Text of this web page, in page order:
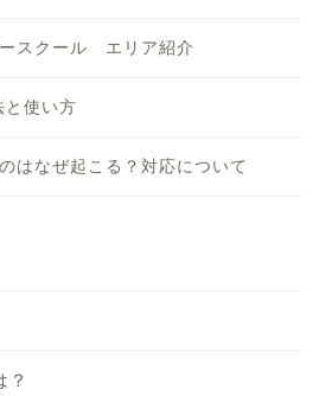
スクール エリア紹介
使い方
なぜ起こる？対応について
？